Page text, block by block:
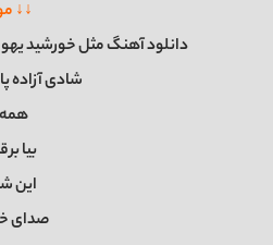
↓↓
دانلود آهنگ ﻣﺜﻞ ﺧﻮرﺷﻴﺪ
شادی آزاده
همه
بیا
این
صدای